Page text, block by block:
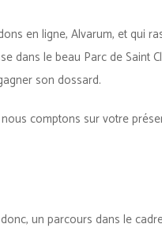
en ligne, Alvarum, et qui
dans le beau Parc de Saint
son dossard.
comptons sur votre
un parcours dans le